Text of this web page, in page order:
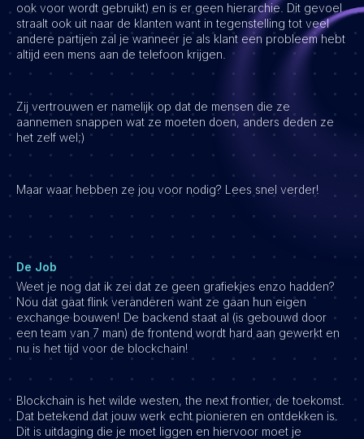
ook voor wordt gebruikt) en is er geen hierarchie. Dit gevoel
straalt ook uit naar de klanten want in tegenstelling tot veel
andere partijen zal je wanneer je als klant een probleem hebt
altijd een mens aan de telefoon krijgen.
Zij vertrouwen er namelijk op dat de mensen die ze
aannemen snappen wat ze moeten doen, anders deden ze
het zelf wel;)
Maar waar hebben ze jou voor nodig? Lees snel verder!
De Job
Weet je nog dat ik zei dat ze geen grafiekjes enzo hadden?
Nou dat gaat flink veranderen want ze gaan hun eigen
exchange bouwen! De backend staat al (is gebouwd door
een team van 7 man) de frontend wordt hard aan gewerkt en
nu is het tijd voor de blockchain!
Blockchain is het wilde westen, the next frontier, de toekomst.
Dat betekend dat jouw werk echt pionieren en ontdekken is.
Dit is uitdaging die je moet liggen en hiervoor moet je